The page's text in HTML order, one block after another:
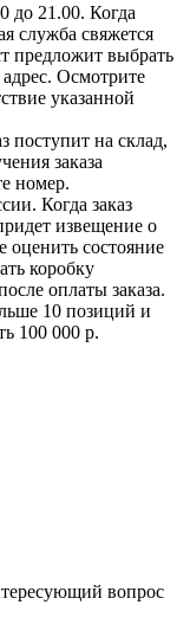
до 21.00. Когда
служба свяжется
предложит выбрать
Осмотрите
указанной
поступит на склад,
заказа
номер.
Когда заказ
извещение о
состояние
коробку
оплаты заказа.
10 позиций и
100 000 р.
вопрос